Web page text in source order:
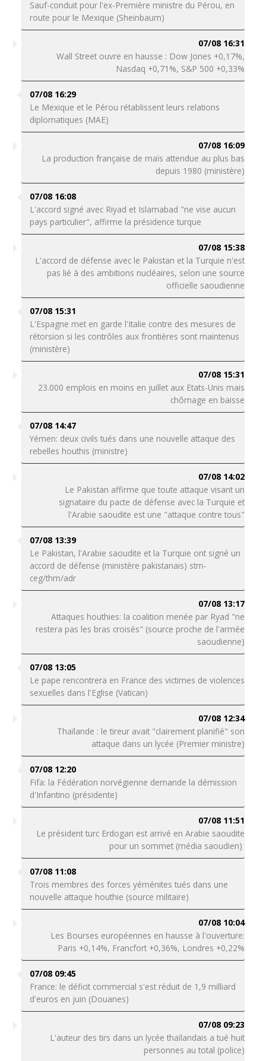
Sauf-conduit pour l'ex-Première ministre du Pérou, en
route pour le Mexique (Sheinbaum)
07/08 16:31
Wall Street ouvre en hausse : Dow Jones +0,17%,
Nasdaq +0,71%, S&P 500 +0,33%
07/08 16:29
Le Mexique et le Pérou rétablissent leurs relations
diplomatiques (MAE)
07/08 16:09
La production française de maïs attendue au plus bas
depuis 1980 (ministère)
07/08 16:08
L'accord signé avec Riyad et Islamabad "ne vise aucun
pays particulier", affirme la présidence turque
07/08 15:38
L'accord de défense avec le Pakistan et la Turquie n'est
pas lié à des ambitions nucléaires, selon une source
officielle saoudienne
07/08 15:31
L'Espagne met en garde l'Italie contre des mesures de
rétorsion si les contrôles aux frontières sont maintenus
(ministère)
07/08 15:31
23.000 emplois en moins en juillet aux Etats-Unis mais
chômage en baisse
07/08 14:47
Yémen: deux civils tués dans une nouvelle attaque des
rebelles houthis (ministre)
07/08 14:02
Le Pakistan affirme que toute attaque visant un
signataire du pacte de défense avec la Turquie et
l'Arabie saoudite est une "attaque contre tous"
07/08 13:39
Le Pakistan, l'Arabie saoudite et la Turquie ont signé un
accord de défense (ministère pakistanais) stm-
ceg/thm/adr
07/08 13:17
Attaques houthies: la coalition menée par Ryad "ne
restera pas les bras croisés" (source proche de l'armée
saoudienne)
07/08 13:05
Le pape rencontrera en France des victimes de violences
sexuelles dans l'Eglise (Vatican)
07/08 12:34
Thaïlande : le tireur avait "clairement planifié" son
attaque dans un lycée (Premier ministre)
07/08 12:20
Fifa: la Fédération norvégienne demande la démission
d'Infantino (présidente)
07/08 11:51
Le président turc Erdogan est arrivé en Arabie saoudite
pour un sommet (média saoudien)
07/08 11:08
Trois membres des forces yéménites tués dans une
nouvelle attaque houthie (source militaire)
07/08 10:04
Les Bourses européennes en hausse à l'ouverture:
Paris +0,14%, Francfort +0,36%, Londres +0,22%
07/08 09:45
France: le déficit commercial s'est réduit de 1,9 milliard
d'euros en juin (Douanes)
07/08 09:23
L'auteur des tirs dans un lycée thaïlandais a tué huit
personnes au total (police)